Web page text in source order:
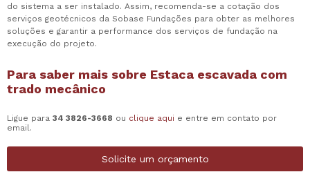
do sistema a ser instalado. Assim, recomenda-se a cotação dos
serviços geotécnicos da Sobase Fundações para obter as melhores
soluções e garantir a performance dos serviços de fundação na
execução do projeto.
Para saber mais sobre Estaca escavada com
trado mecânico
Ligue para 34 3826-3668 ou clique aqui e entre em contato por
email.
Solicite um orçamento